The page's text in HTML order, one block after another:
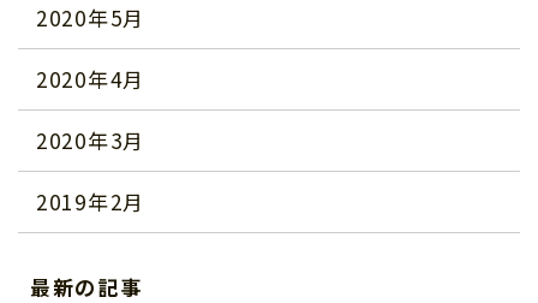
2020年5月
2020年4月
2020年3月
2019年2月
最新の記事